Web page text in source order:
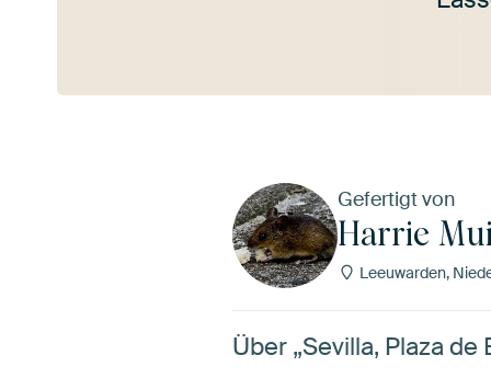
Gefertigt von
Harrie
Leeuwarden,
Über „Sevilla, Plaza